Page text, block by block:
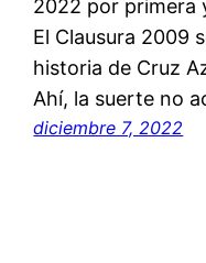
2022 por primera
El Clausura 2009
historia de Cruz
Ahí, la suerte no
diciembre 7, 2022